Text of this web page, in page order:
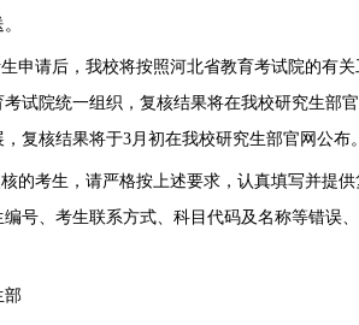
申请后，我校将按照河北省教育考试院的有
考试院统一组织，复核结果将在我校研究生部
复核结果将于3月初在我校研究生部官网公布
的考生，请严格按上述要求，认真填写并提
号、考生联系方式、科目代码及名称等错误
部